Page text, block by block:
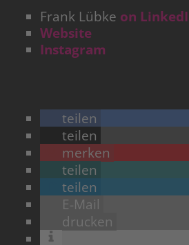
Frank Lübke on
Website
Instagram
teilen
teilen
merken
teilen
teilen
E-Mail
drucken